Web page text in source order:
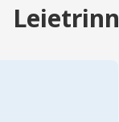
Leietrinn